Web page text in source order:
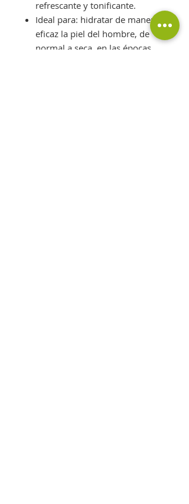
refrescante y tonificante.
Ideal para: hidratar de manera
eficaz la piel del hombre, de
normal a seca, en las épocas